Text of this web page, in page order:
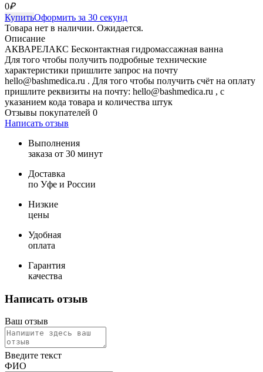
0₽
КупитьОформить за 30 секунд
Товара нет в наличии. Ожидается.
Описание
АКВАРЕЛАКС Бесконтактная гидромассажная ванна
Для того чтобы получить подробные технические
характеристики пришлите запрос на почту
hello@bashmedica.ru . Для того чтобы получить счёт на оплату
пришлите реквизиты на почту: hello@bashmedica.ru , с
указанием кода товара и количества штук
Отзывы покупателей 0
Написать отзыв
Выполнения
заказа от 30 минут
Доставка
по Уфе и России
Низкие
цены
Удобная
оплата
Гарантия
качества
Написать отзыв
Ваш отзыв
Введите текст
ФИО